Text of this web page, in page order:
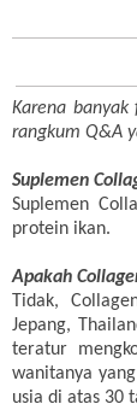
Karena
rangkum Q&A
Suplemen
Suplemen
protein ikan.
Apakah
Tidak,
Jepang,
teratur
wanitanya
usia di atas 30